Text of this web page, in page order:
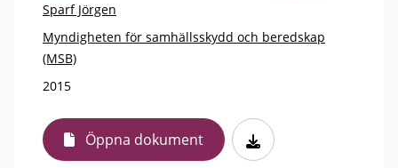
Sparf Jörgen
Myndigheten för samhällsskydd och beredskap
(MSB)
2015
Öppna dokument